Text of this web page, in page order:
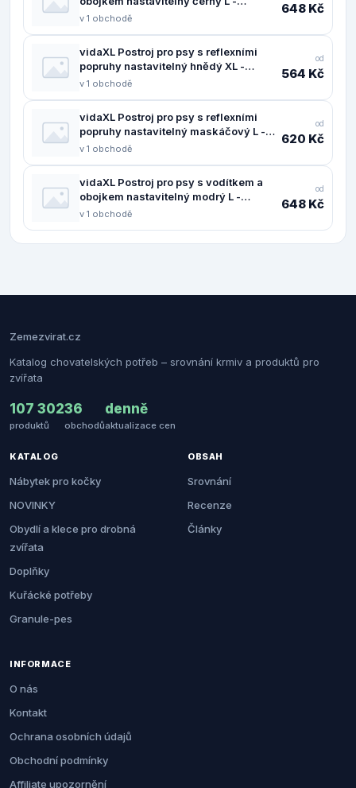
11461.4013390
v 1 obchodě
648 Kč
vidaXL Postroj pro psy s reflexními
popruhy nastavitelný hnědý XL -
11461.4013377
v 1 obchodě
od
564 Kč
vidaXL Postroj pro psy s reflexními
popruhy nastavitelný maskáčový L -
11461.4013373
v 1 obchodě
od
620 Kč
vidaXL Postroj pro psy s vodítkem a
obojkem nastavitelný modrý L -
11461.4013391
v 1 obchodě
od
648 Kč
Zemezvirat.cz
Katalog chovatelských potřeb – srovnání krmiv a produktů pro
zvířata
107 302
produktů
36
obchodů
denně
aktualizace cen
KATALOG
Nábytek pro kočky
NOVINKY
Obydlí a klece pro drobná
zvířata
Doplňky
Kuřácké potřeby
Granule-pes
OBSAH
Srovnání
Recenze
Články
INFORMACE
O nás
Kontakt
Ochrana osobních údajů
Obchodní podmínky
Affiliate upozornění